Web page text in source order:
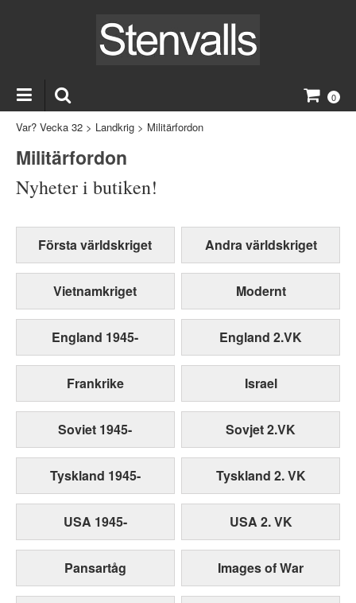
0
Var? Vecka 32 > Landkrig > Militärfordon
Militärfordon
Nyheter i butiken!
Första världskriget Andra världskriget
Vietnamkriget Modernt
England 1945- England 2.VK
Frankrike Israel
Soviet 1945- Sovjet 2.VK
Tyskland 1945- Tyskland 2. VK
USA 1945- USA 2. VK
Pansartåg Images of War